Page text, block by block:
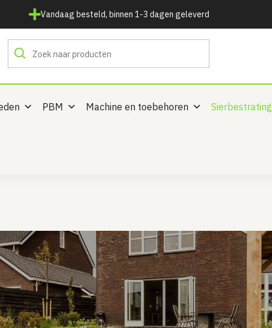
Vandaag besteld, binnen 1-3 dagen geleverd
PBM Machine en toebehoren Sierbestrating